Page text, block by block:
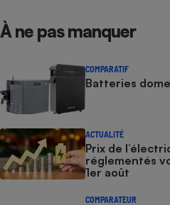
À ne pas manquer
COMPARATIF
Batteries
ACTUALITÉ
Prix de
réglementés
1er août
COMPARATEUR